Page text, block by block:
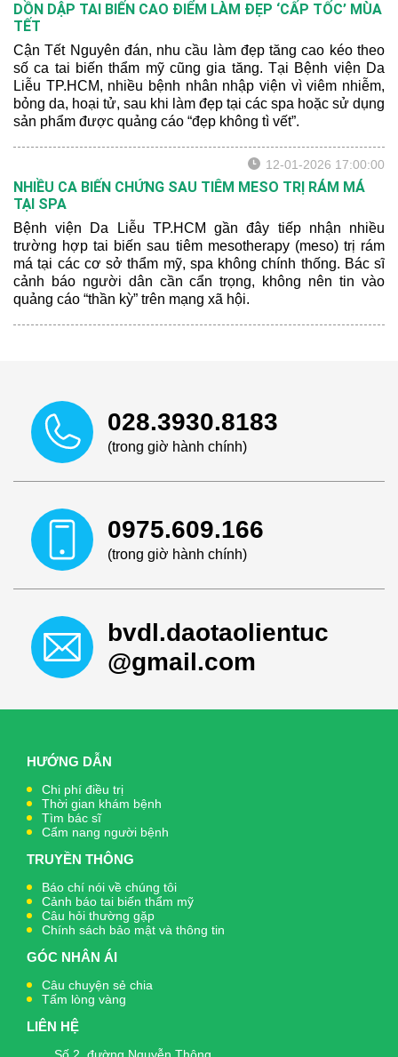
DỒN DẬP TAI BIẾN CAO ĐIỂM LÀM ĐẸP ‘CẤP TỐC’ MÙA
TẾT
Cận Tết Nguyên đán, nhu cầu làm đẹp tăng cao kéo theo
số ca tai biến thẩm mỹ cũng gia tăng. Tại Bệnh viện Da
Liễu TP.HCM, nhiều bệnh nhân nhập viện vì viêm nhiễm,
bỏng da, hoại tử, sau khi làm đẹp tại các spa hoặc sử dụng
sản phẩm được quảng cáo “đẹp không tì vết”.
12-01-2026 17:00:00
NHIỀU CA BIẾN CHỨNG SAU TIÊM MESO TRỊ RÁM MÁ
TẠI SPA
Bệnh viện Da Liễu TP.HCM gần đây tiếp nhận nhiều
trường hợp tai biến sau tiêm mesotherapy (meso) trị rám
má tại các cơ sở thẩm mỹ, spa không chính thống. Bác sĩ
cảnh báo người dân cần cẩn trọng, không nên tin vào
quảng cáo “thần kỳ” trên mạng xã hội.
028.3930.8183
(trong giờ hành chính)
0975.609.166
(trong giờ hành chính)
bvdl.daotaolientuc
@gmail.com
HƯỚNG DẪN
Chi phí điều trị
Thời gian khám bệnh
Tìm bác sĩ
Cẩm nang người bệnh
TRUYỀN THÔNG
Báo chí nói về chúng tôi
Cảnh báo tai biến thẩm mỹ
Câu hỏi thường gặp
Chính sách bảo mật và thông tin
GÓC NHÂN ÁI
Câu chuyện sẻ chia
Tấm lòng vàng
LIÊN HỆ